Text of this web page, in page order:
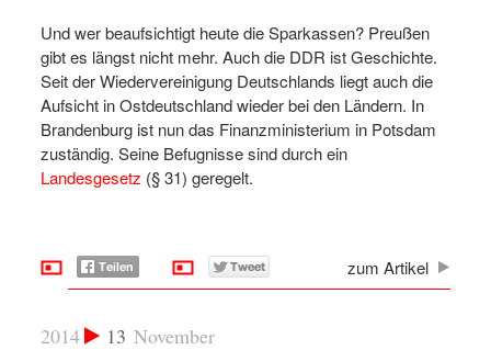
Und wer beaufsichtigt heute die Sparkassen? Preußen
gibt es längst nicht mehr. Auch die DDR ist Geschichte.
Seit der Wiedervereinigung Deutschlands liegt auch die
Aufsicht in Ostdeutschland wieder bei den Ländern. In
Brandenburg ist nun das Finanzministerium in Potsdam
zuständig. Seine Befugnisse sind durch ein
Landesgesetz (§ 31) geregelt.
zum Artikel
13 November
2014